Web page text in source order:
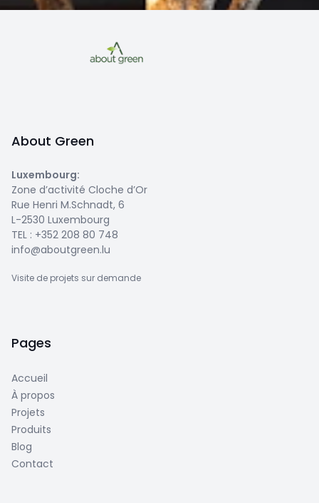
About Green
Luxembourg:
Zone d’activité Cloche d’Or
Rue Henri M.Schnadt, 6
L-2530 Luxembourg
TEL : +352 208 80 748
info@aboutgreen.lu
Visite de projets sur demande
Pages
Accueil
À propos
Projets
Produits
Blog
Contact